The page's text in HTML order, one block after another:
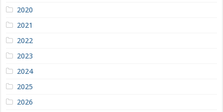
2020
2021
2022
2023
2024
2025
2026